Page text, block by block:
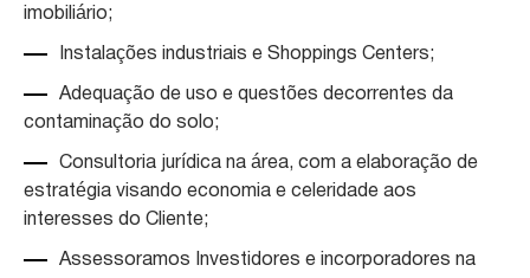
imobiliário;
Instalações industriais e Shoppings Centers;
Adequação de uso e questões decorrentes da
contaminação do solo;
Consultoria jurídica na área, com a elaboração de
estratégia visando economia e celeridade aos
interesses do Cliente;
Assessoramos Investidores e incorporadores na